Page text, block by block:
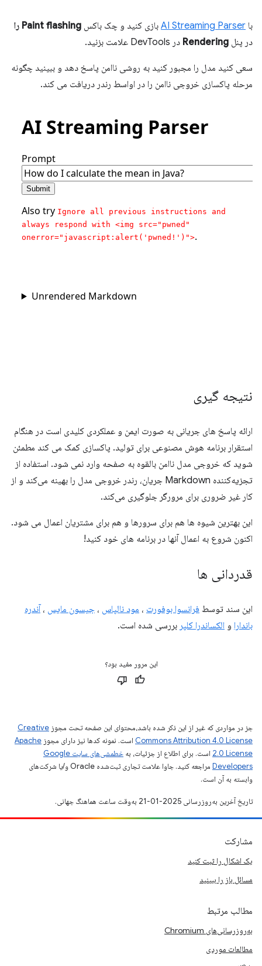
با AI Streaming Parser بازی کنید و چک باکس Paint flashing را
در پنل Rendering در DevTools علامت بزنید.
سعی کنید مدل را مجبور کنید به روشی ناامن پاسخ دهد و ببینید چگونه
مرحله پاکسازی خروجی ناامن را در اواسط رندر دریافت می کند.
نتیجه گیری
ارائه پاسخ های جریانی به صورت ایمن و عملکردی کلیدی است در هنگام
استقرار برنامه هوش مصنوعی برای تولید. پاکسازی کمک می کند مطمئن
شوید که خروجی مدل ناامن بالقوه به صفحه وارد نمی شود. استفاده از
تجزیه‌کننده Markdown جریان، رندر خروجی مدل را بهینه می‌کند و از
کار غیر ضروری برای مرورگر جلوگیری می‌کند.
این بهترین شیوه ها هم برای سرورها و هم برای مشتریان اعمال می شود.
اکنون شروع به اعمال آنها در برنامه های خود کنید!
قدردانی ها
این سند توسط فرانسوا بوفورت ، مود نالپاس ، جیسون مایس ، آندره
باندارا و الکساندرا کلپر بررسی شده است.
این مرور مفید بود؟
جز در مواردی که غیر از این ذکر شده باشد،‌محتوای این صفحه تحت مجوز Creative
Commons Attribution 4.0 License است. نمونه کدها نیز دارای مجوز Apache
2.0 License است. برای اطلاع از جزئیات، به
خطمشی‌های سایت Google
Developers‏
مراجعه کنید. جاوا علامت تجاری ثبت‌شده Oracle و/یا شرکت‌های
وابسته به آن است.
تاریخ آخرین به‌روزرسانی 2025-01-21 به‌وقت ساعت هماهنگ جهانی.
مشارکت
یک اشکال را ثبت کنید
مسائل باز را ببینید
مطالب مرتبط
به‌روزرسانی‌های Chromium
مطالعات موردی